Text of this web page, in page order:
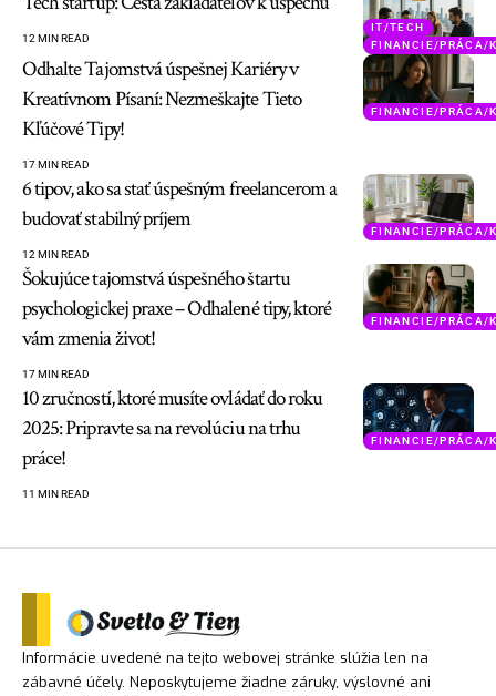
IT/TECH
FINANCIE/PRÁCA/
12 MIN READ
FINANCIE/PRÁCA/
Odhalte Tajomstvá úspešnej Kariéry v
Kreatívnom Písaní: Nezmeškajte Tieto
Kľúčové Tipy!
17 MIN READ
FINANCIE/PRÁCA/
6 tipov, ako sa stať úspešným freelancerom a
budovať stabilný príjem
12 MIN READ
FINANCIE/PRÁCA/
Šokujúce tajomstvá úspešného štartu
psychologickej praxe – Odhalené tipy, ktoré
vám zmenia život!
17 MIN READ
FINANCIE/PRÁCA/
10 zručností, ktoré musíte ovládať do roku
2025: Pripravte sa na revolúciu na trhu
práce!
11 MIN READ
Informácie uvedené na tejto webovej stránke slúžia len na
zábavné účely. Neposkytujeme žiadne záruky, výslovné ani